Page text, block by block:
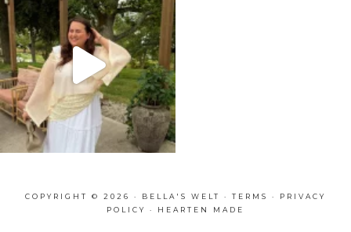
COPYRIGHT © 2026 · BELLA'S WELT · TERMS · PRIVACY
POLICY
· HEARTEN MADE